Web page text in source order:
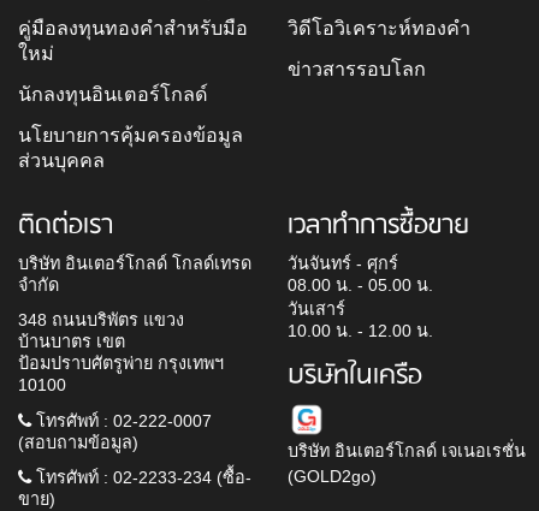
คู่มือลงทุนทองคำสำหรับมือ
ใหม่
นักลงทุนอินเตอร์โกลด์
นโยบายการคุ้มครองข้อมูล
ส่วนบุคคล
วิดีโอวิเคราะห์ทองคำ
ข่าวสารรอบโลก
ติดต่อเรา
บริษัท อินเตอร์โกลด์ โกลด์เทรด
จำกัด
348 ถนนบริพัตร แขวง
บ้านบาตร เขต
ป้อมปราบศัตรูพ่าย กรุงเทพฯ
10100
โทรศัพท์ : 02-222-0007
(สอบถามข้อมูล)
โทรศัพท์ : 02-2233-234 (ซื้อ-
ขาย)
เวลาทำการซื้อขาย
วันจันทร์ - ศุกร์
08.00 น. - 05.00 น.
วันเสาร์
10.00 น. - 12.00 น.
บริษัทในเครือ
บริษัท อินเตอร์โกลด์ เจเนอเรชั่น
(GOLD2go)